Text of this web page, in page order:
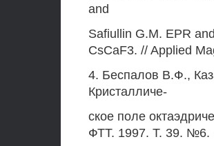
and
Safiullin G.M. EPR
CsCaF3. // Applied
4. Беспалов В.Ф.,
Кристалличе-
ское поле
ФТТ. 1997. Т. 39. №6.